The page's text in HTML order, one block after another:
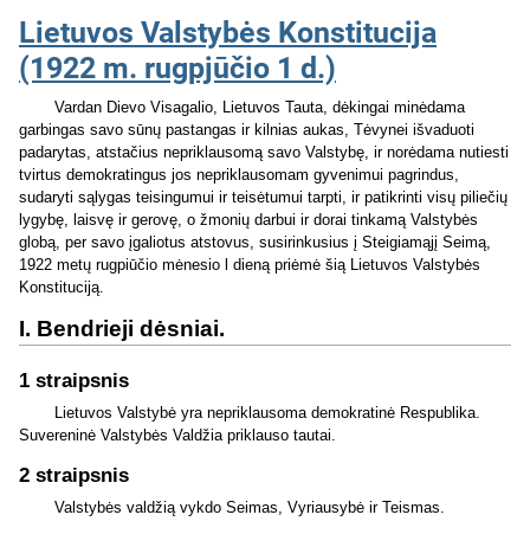
Lietuvos Valstybės Konstitucija
(1922 m. rugpjūčio 1 d.)
Vardan Dievo Visagalio, Lietuvos Tauta, dėkingai minėdama
garbingas savo sūnų pastangas ir kilnias aukas, Tėvynei išvaduoti
padarytas, atstačius nepriklausomą savo Valstybę, ir norėdama nutiesti
tvirtus demokratingus jos nepriklausomam gyvenimui pagrindus,
sudaryti sąlygas teisingumui ir teisėtumui tarpti, ir patikrinti visų piliečių
lygybę, laisvę ir gerovę, o žmonių darbui ir dorai tinkamą Valstybės
globą, per savo įgaliotus atstovus, susirinkusius į Steigiamąjį Seimą,
1922 metų rugpiūčio mėnesio l dieną priėmė šią Lietuvos Valstybės
Konstituciją.
I. Bendrieji dėsniai.
1 straipsnis
Lietuvos Valstybė yra nepriklausoma demokratinė Respublika.
Suvereninė Valstybės Valdžia priklauso tautai.
2 straipsnis
Valstybės valdžią vykdo Seimas, Vyriausybė ir Teismas.